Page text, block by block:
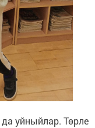
уйныйлар. Төрле